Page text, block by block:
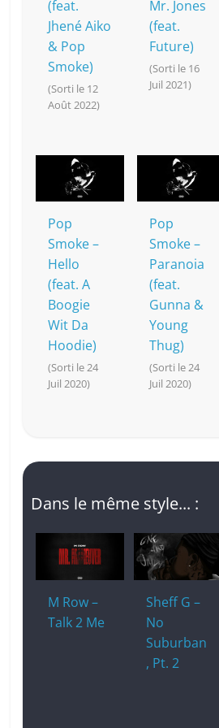
(feat.
Jhené Aiko
& Pop
Smoke)
(Sorti le 12
Août 2022)
Mr. Jones
(feat.
Future)
(Sorti le 16
Juil 2021)
Pop
Smoke –
Hello
(feat. A
Boogie
Wit Da
Hoodie)
(Sorti le 24
Juil 2020)
Pop
Smoke –
Paranoia
(feat.
Gunna &
Young
Thug)
(Sorti le 24
Juil 2020)
Dans le même style... :
M Row –
Talk 2 Me
Sheff G –
No
Suburban
, Pt. 2